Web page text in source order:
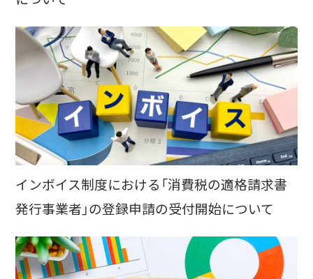
インボイス制度における「消費税の適格請求書
発行事業者」の登録申請の受付開始について